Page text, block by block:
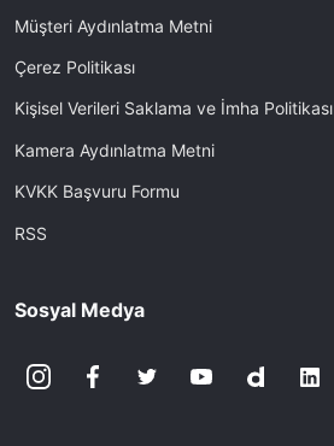
Müşteri Aydınlatma Metni
Çerez Politikası
Kişisel Verileri Saklama ve İmha Politikası
Kamera Aydınlatma Metni
KVKK Başvuru Formu
RSS
Sosyal Medya